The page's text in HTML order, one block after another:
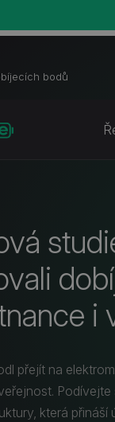
bodů
i
přejít na
která